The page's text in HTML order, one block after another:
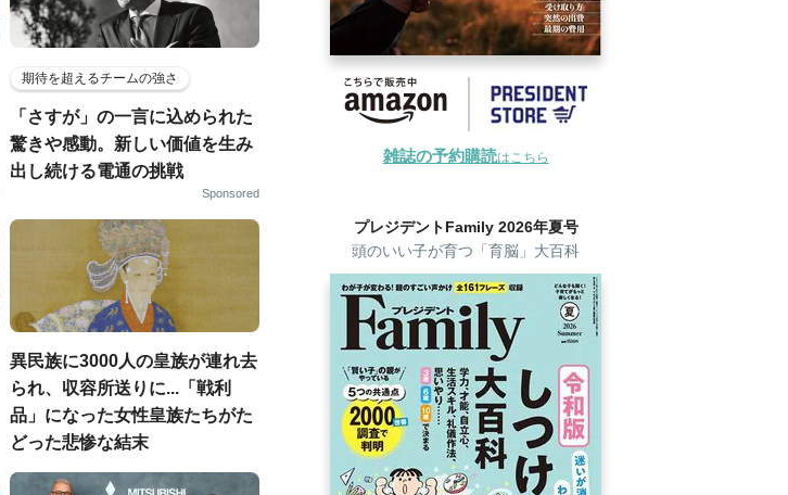
期待を超えるチームの強さ
「さすが」の一言に込められた
驚きや感動。新しい価値を生み
出し続ける電通の挑戦
Sponsored
異民族に3000人の皇族が連れ去
られ、収容所送りに...「戦利
品」になった女性皇族たちがた
どった悲惨な結末
雑誌の予約購読はこちら
プレジデントFamily 2026年夏号
頭のいい子が育つ「育脳」大百科